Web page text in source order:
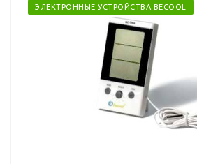
ЭЛЕКТРОННЫЕ УСТРОЙСТВА BECOOL